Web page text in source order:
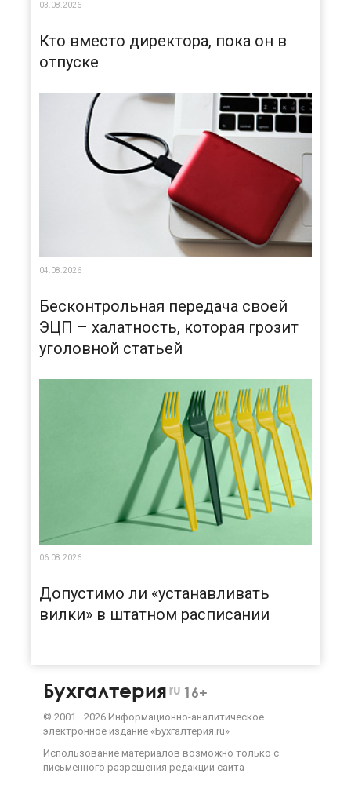
03.08.2026
Кто вместо директора, пока он в
отпуске
04.08.2026
Бесконтрольная передача своей
ЭЦП – халатность, которая грозит
уголовной статьей
06.08.2026
Допустимо ли «устанавливать
вилки» в штатном расписании
Бухгалтерия ru 16+
© 2001—2026 Информационно-аналитическое
электронное издание «Бухгалтерия.ru»
Использование материалов возможно только с
письменного разрешения редакции сайта